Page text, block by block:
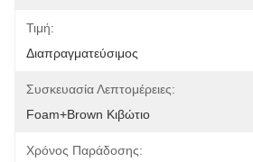
Τιμή:
Διαπραγματεύσιμος
Συσκευασία Λεπτομέρειες:
Foam+Brown Κιβώτιο
Χρόνος Παράδοσης: